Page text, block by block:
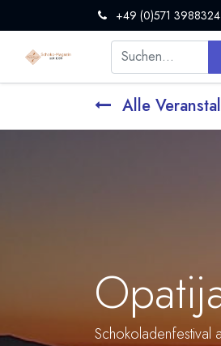
+49 (0)571 3988324
Alle
Schokoladenfestival